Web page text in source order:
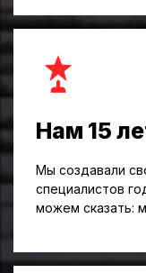
Нам 15
Мы создавали
специалистов
можем сказать: